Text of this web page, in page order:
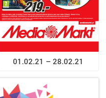
01.02.21 – 28.02.21